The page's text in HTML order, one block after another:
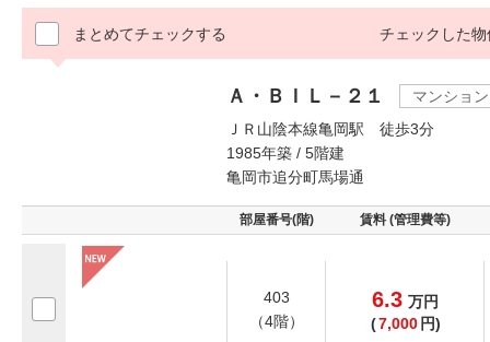
まとめてチェックする チェックした物
Ａ・ＢＩＬ－２１
マンション
ＪＲ山陰本線亀岡駅 徒歩3分
1985年築 / 5階建
亀岡市追分町馬場通
部屋番号(階) 賃料 (管理費等)
403
（4階）
6.3 万円
(7,000 円)